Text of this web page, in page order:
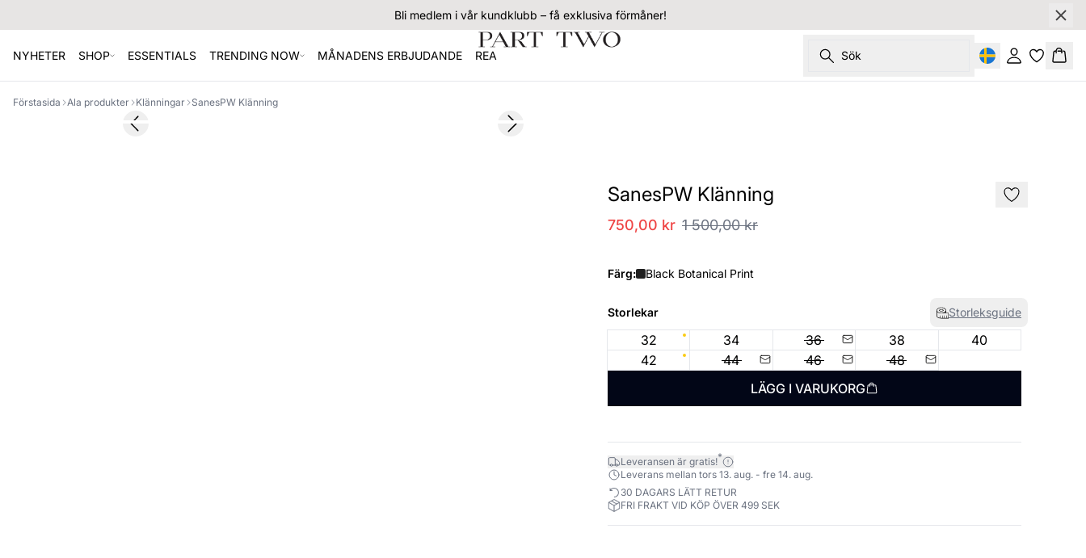
Bli medlem i vår kundklubb – få exklusiva förmåner!
NYHETER SHOP ESSENTIALS TRENDING NOW MÅNADENS ERBJUDANDE REA Sök Logga inKorg
Förstasida Ala produkter Klänningar
SanesPW Klänning
SALEPrevious slide Next slide
SanesPW Klänning
750,00 kr 1 500,00 kr
Färg: Black Botanical Print
Storlekar Storleksguide
32 34 36 38
40
42
44 46
48
LÄGG I VARUKORG
Leveransen är gratis!*
Leverans mellan tors 13. aug. - fre 14. aug.
30 DAGARS LÄTT RETUR
FRI FRAKT VID KÖP ÖVER 499 SEK